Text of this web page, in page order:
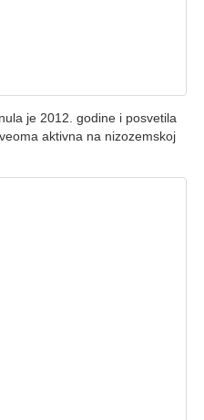
je 2012. godine i posvetila
aktivna na nizozemskoj